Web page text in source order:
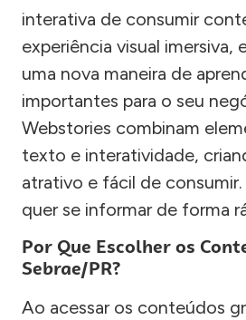
interativa de consumir
experiência visual imersiva,
uma nova maneira de
importantes para o seu
Webstories combinam
texto e interatividade,
atrativo e fácil de consumir.
quer se informar de forma
Por Que Escolher os
Sebrae/PR?
Ao acessar os conteúdos